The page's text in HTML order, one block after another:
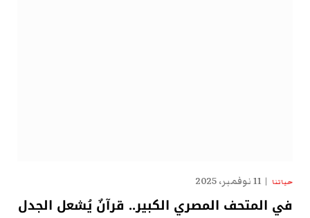
حياتنا 11 نوفمبر، 2025
في المتحف المصري الكبير.. قرآنٌ يُشعل الجدل